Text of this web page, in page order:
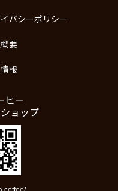
バシーポリシー
要
報
ヒー
ョップ